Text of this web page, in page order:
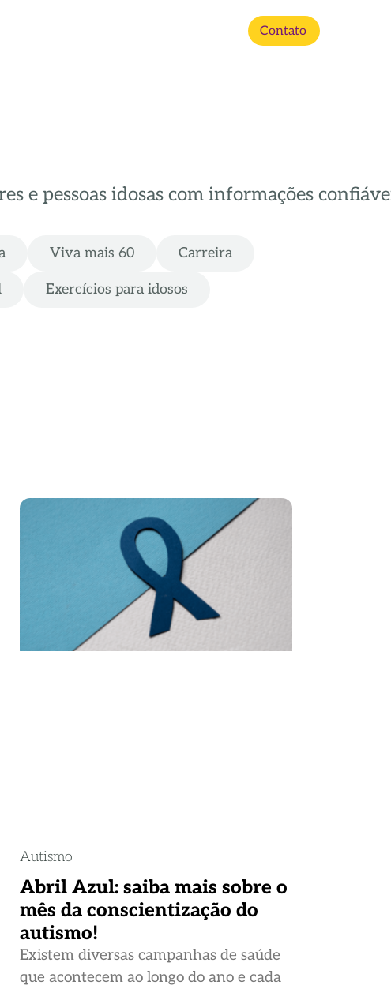
Contato
pessoas idosas com informações
Viva mais 60 Carreira
Exercícios para idosos
Autismo
Abril Azul: saiba mais sobre o
mês da conscientização do
autismo!
Existem diversas campanhas de saúde
que acontecem ao longo do ano e cada